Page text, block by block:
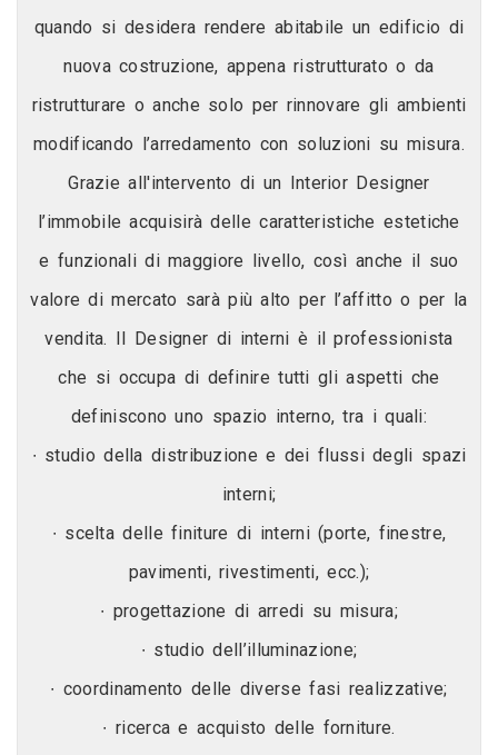
quando si desidera rendere abitabile un edificio di
nuova costruzione, appena ristrutturato o da
ristrutturare o anche solo per rinnovare gli ambienti
modificando l’arredamento con soluzioni su misura.
Grazie all'intervento di un Interior Designer
l’immobile acquisirà delle caratteristiche estetiche
e funzionali di maggiore livello, così anche il suo
valore di mercato sarà più alto per l’affitto o per la
vendita. Il Designer di interni è il professionista
che si occupa di definire tutti gli aspetti che
definiscono uno spazio interno, tra i quali:
∙ studio della distribuzione e dei flussi degli spazi
interni;
∙ scelta delle finiture di interni (porte, finestre,
pavimenti, rivestimenti, ecc.);
∙ progettazione di arredi su misura;
∙ studio dell’illuminazione;
∙ coordinamento delle diverse fasi realizzative;
∙ ricerca e acquisto delle forniture.